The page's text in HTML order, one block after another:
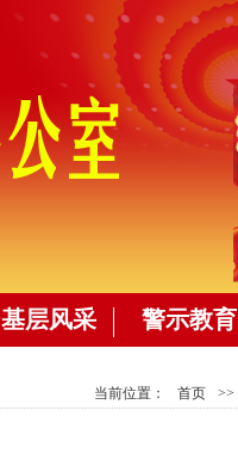
基层风采 警示教育
当前位置： 首页 >>